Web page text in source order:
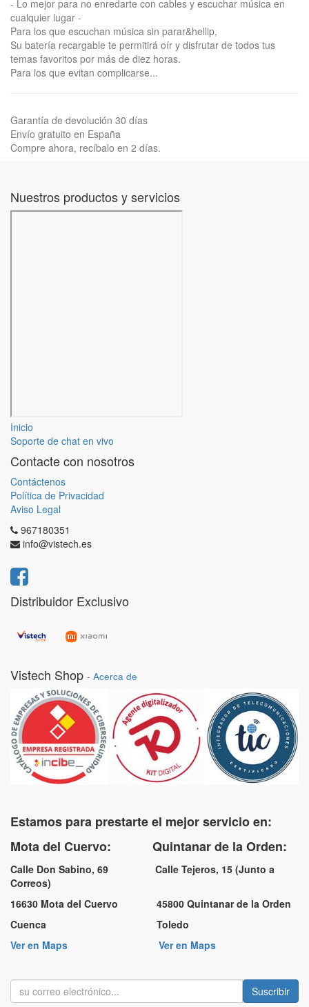
- Lo mejor para no enredarte con cables y escuchar música en
cualquier lugar -
Para los que escuchan música sin parar&hellip,
Su batería recargable te permitirá oír y disfrutar de todos tus
temas favoritos por más de diez horas.
Para los que evitan complicarse...
Garantía de devolución 30 días
Envío gratuito en España
Compre ahora, recíbalo en 2 días.
Nuestros productos y servicios
Inicio
Soporte de chat en vivo
Contacte con nosotros
Contáctenos
Política de Privacidad
Aviso Legal
967180351
info@vistech.es
Distribuidor Exclusivo
Vistech Shop - Acerca de
Estamos para prestarte el mejor servicio en:
Mota del Cuervo: Quintanar de la Orden:
Calle Don Sabino, 69 Calle Tejeros, 15 (Junto a
Correos)
16630 Mota del Cuervo 45800 Quintanar de la Orden
Cuenca Toledo
Ver en Maps
Ver en Maps
Suscribir